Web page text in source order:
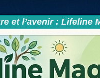
et l’avenir : Lifeline